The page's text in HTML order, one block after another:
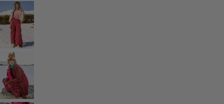
Coimbatore
Les classiques de Gudrun
Des tournesols pour le HCR